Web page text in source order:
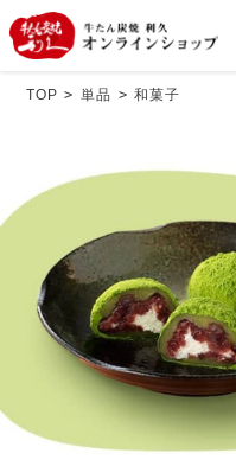
TOP > 単品 > 和菓子